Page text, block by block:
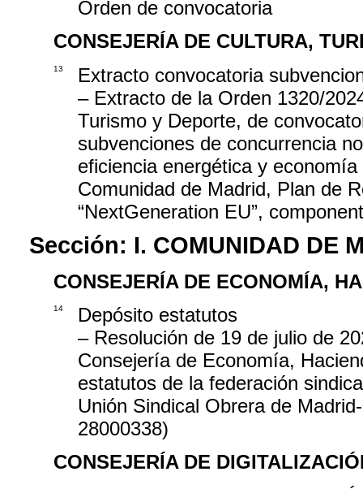
Orden de convocatoria
CONSEJERÍA DE CULTURA,
13
Extracto convocatoria
– Extracto de la Orden 1320/
Turismo y Deporte, de
subvenciones de concurrencia
eficiencia energética y
Comunidad de Madrid, Plan de
“NextGeneration EU”,
Sección: I. COMUNIDAD DE
CONSEJERÍA DE ECONOMÍA,
14
Depósito estatutos
– Resolución de 19 de julio de
Consejería de Economía,
estatutos de la federación
Unión Sindical Obrera de
28000338)
CONSEJERÍA DE